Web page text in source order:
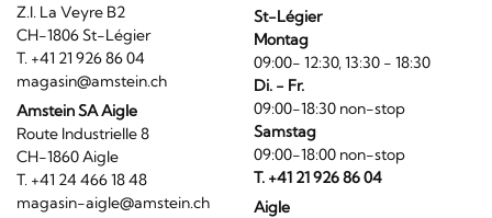
Z.I. La Veyre B2
CH-1806 St-Légier
T. +41 21 926 86 04
magasin@amstein.ch
Amstein SA Aigle
Route Industrielle 8
CH-1860 Aigle
T. +41 24 466 18 48
magasin-aigle@amstein.ch
St-Légier
Montag
09:00- 12:30, 13:30 - 18:30
Di. - Fr.
09:00-18:30 non-stop
Samstag
09:00-18:00 non-stop
T. +41 21 926 86 04
Aigle